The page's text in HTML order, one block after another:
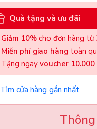
Quà tặng và ưu đãi
Giảm 10% cho đơn hàng từ
Miễn phí giao hàng toàn
Tặng ngay voucher
Tìm cửa hàng gần nhất